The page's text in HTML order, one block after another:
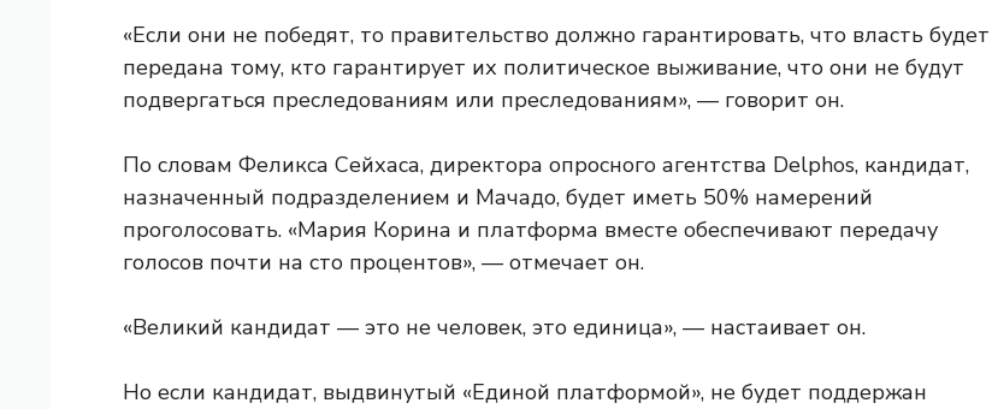
«Если они не победят, то правительство должно гарантировать, что власть будет
передана тому, кто гарантирует их политическое выживание, что они не будут
подвергаться преследованиям или преследованиям», — говорит он.
По словам Феликса Сейхаса, директора опросного агентства Delphos, кандидат,
назначенный подразделением и Мачадо, будет иметь 50% намерений
проголосовать. «Мария Корина и платформа вместе обеспечивают передачу
голосов почти на сто процентов», — отмечает он.
«Великий кандидат — это не человек, это единица», — настаивает он.
Но если кандидат, выдвинутый «Единой платформой», не будет поддержан